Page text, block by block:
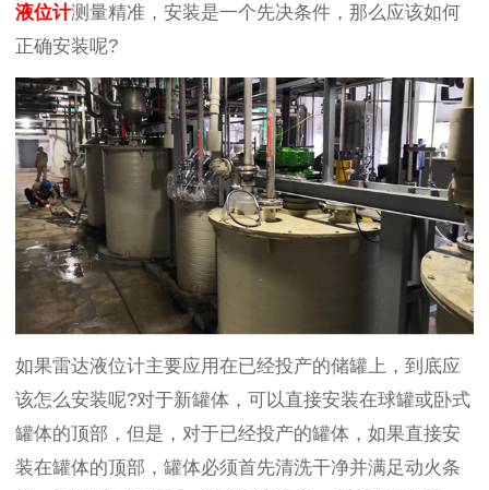
液位计测量精准，安装是一个先决条件，那么应该如何
正确安装呢?
如果雷达液位计主要应用在已经投产的储罐上，到底应
该怎么安装呢?对于新罐体，可以直接安装在球罐或卧式
罐体的顶部，但是，对于已经投产的罐体，如果直接安
装在罐体的顶部，罐体必须首先清洗干净并满足动火条